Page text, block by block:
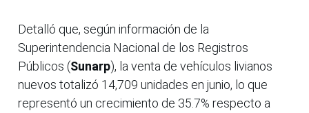
Detalló que, según información de la
Superintendencia Nacional de los Registros
Públicos (Sunarp), la venta de vehículos livianos
nuevos totalizó 14,709 unidades en junio, lo que
representó un crecimiento de 35.7% respecto a